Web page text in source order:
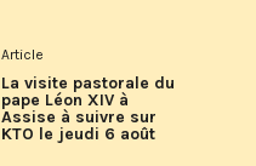
Article
La visite pastorale du
pape Léon XIV à
Assise à suivre sur
KTO le jeudi 6 août